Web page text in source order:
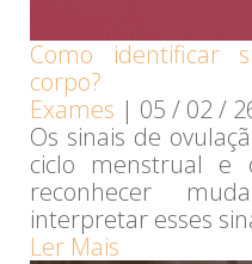
Como identificar
corpo?
Exames | 05 / 02 /
Os sinais de
ciclo menstrual e
reconhecer
interpretar esses
Ler Mais